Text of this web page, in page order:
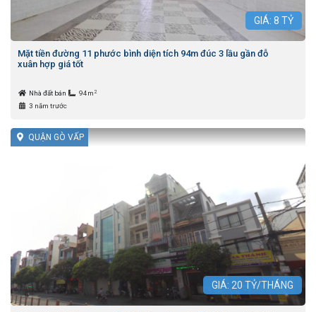
GIÁ: 8 TỶ
Mặt tiền đường 11 phước bình diện tích 94m đúc 3 lầu gần đỗ
xuân hợp giá tốt
Nhà đất bán 94m 2
3 năm trước
QUẬN GÒ VẤP
GIÁ: 20 TỶ/THÁNG